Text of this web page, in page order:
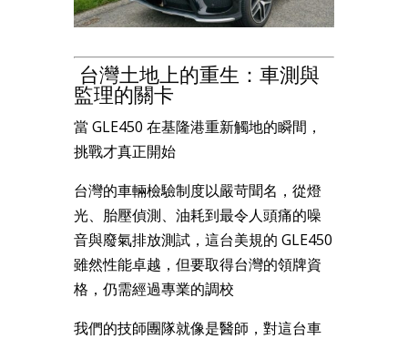
台灣土地上的重生：車測與
監理的關卡
當 GLE450 在基隆港重新觸地的瞬間，
挑戰才真正開始
台灣的車輛檢驗制度以嚴苛聞名，從燈
光、胎壓偵測、油耗到最令人頭痛的噪
音與廢氣排放測試，這台美規的 GLE450
雖然性能卓越，但要取得台灣的領牌資
格，仍需經過專業的調校
我們的技師團隊就像是醫師，對這台車